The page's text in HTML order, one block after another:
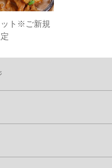
ト※ご新規